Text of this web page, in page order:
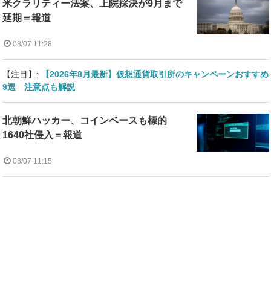
米クラリティー法案、上院採決が9月まで
延期＝報道
08/07 11:28
【注目】:
【2026年8月最新】仮想通貨取引所のキャンペーンおすすめ
9選 注意点も解説
北朝鮮ハッカー、コインベースも標的
1640社侵入＝報道
08/07 11:15